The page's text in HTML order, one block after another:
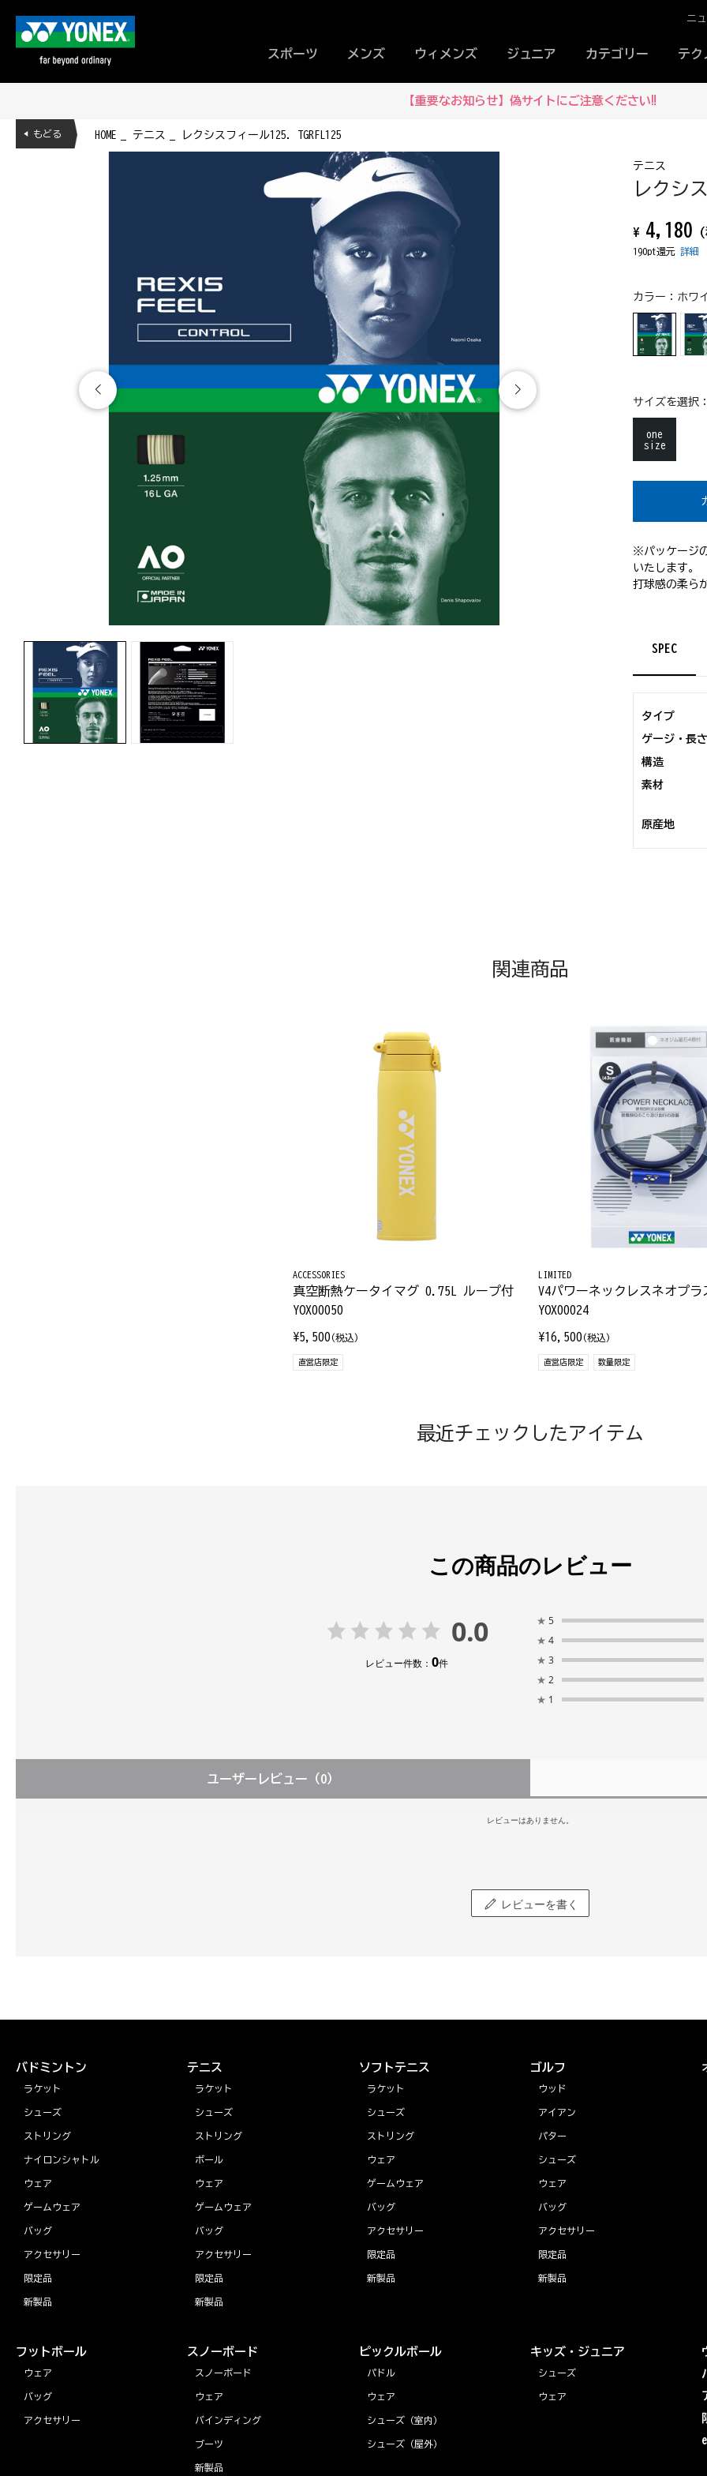
スポーツ メンズ ウィメンズ ジュニア カテゴリー テク
ニ
【重要なお知らせ】偽サイトにご注意ください‼
HOME テニス レクシスフィール125. TGRFL125
◀ もどる
テニス
レクシ
¥ 4,180 (
190pt還元詳細
カラー： ホワ
サイズを選択
one
size
※パッケージ
いたします。
打球感の柔ら
SPEC
タイプ
ゲージ・長
構造
素材
原産地
関連商品
ACCESSORIES
真空断熱ケータイマグ 0.75L ループ付
YOX00050
¥5,500 (税込)
直営店限定
LIMITED
V4パワーネックレスネオプ
YOX00024
¥16,500 (税込)
直営店限定 数量限定
最近チェックしたアイテム
この商品のレビュー
0.0
レビュー件数： 0件
★ 5
★ 4
★ 3
★ 2
★ 1
ユーザーレビュー （0）
レビューはありません。
レビューを書く
バドミントン
ラケット
シューズ
ストリング
ナイロンシャトル
ウェア
ゲームウェア
バッグ
アクセサリー
限定品
新製品
テニス
ラケット
シューズ
ストリング
ボール
ウェア
ゲームウェア
バッグ
アクセサリー
限定品
新製品
ソフトテニス
ラケット
シューズ
ストリング
ウェア
ゲームウェア
バッグ
アクセサリー
限定品
新製品
ゴルフ
ウッド
アイアン
パター
シューズ
ウェア
バッグ
アクセサリー
限定品
新製品
フットボール
ウェア
バッグ
アクセサリー
スノーボード
スノーボード
ウェア
バインディング
ブーツ
新製品
ピックルボール
パドル
ウェア
シューズ（室内）
シューズ（屋外）
キッズ・ジュニア
シューズ
ウェア